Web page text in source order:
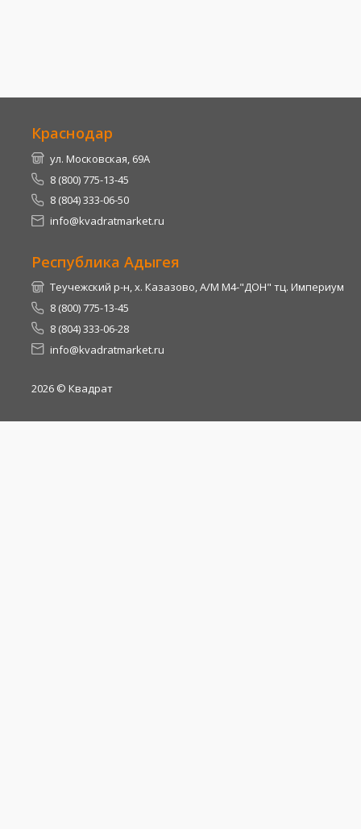
Краснодар
ул. Московская, 69А
8 (800) 775-13-45
8 (804) 333-06-50
info@kvadratmarket.ru
Республика Адыгея
Теучежский р-н, х. Казазово, А/М М4-"ДОН" тц. Империум
8 (800) 775-13-45
8 (804) 333-06-28
info@kvadratmarket.ru
2026 © Квадрат